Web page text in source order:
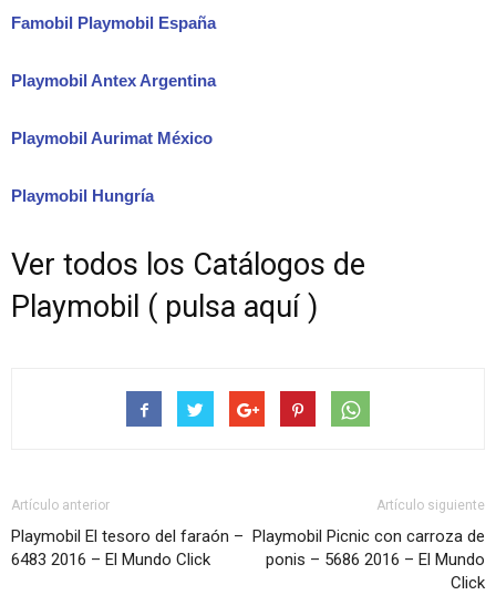
Famobil Playmobil España
Playmobil Antex Argentina
Playmobil Aurimat México
Playmobil Hungría
Ver todos los Catálogos de
Playmobil ( pulsa aquí )
Artículo anterior
Playmobil El tesoro del faraón –
6483 2016 – El Mundo Click
Artículo siguiente
Playmobil Picnic con carroza de
ponis – 5686 2016 – El Mundo
Click